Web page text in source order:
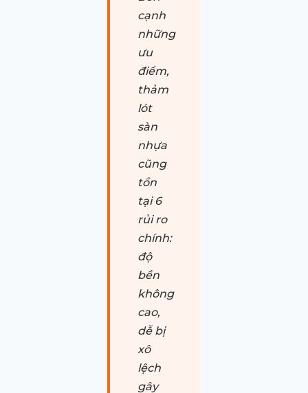
cạnh
những
ưu
điểm,
thảm
lót
sàn
nhựa
cũng
tồn
tại 6
rủi ro
chính:
độ
bền
không
cao,
dễ bị
xô
lệch
gây